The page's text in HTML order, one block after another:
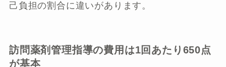
己負担の割合に違いがあります。
訪問薬剤管理指導の費用は1回あたり650点
が基本